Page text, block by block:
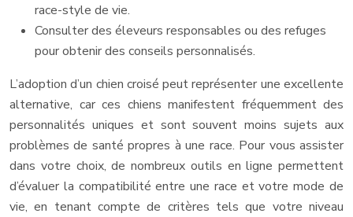
race-style de vie.
Consulter des éleveurs responsables ou des refuges
pour obtenir des conseils personnalisés.
L’adoption d’un chien croisé peut représenter une excellente
alternative, car ces chiens manifestent fréquemment des
personnalités uniques et sont souvent moins sujets aux
problèmes de santé propres à une race. Pour vous assister
dans votre choix, de nombreux outils en ligne permettent
d’évaluer la compatibilité entre une race et votre mode de
vie, en tenant compte de critères tels que votre niveau